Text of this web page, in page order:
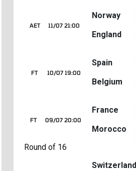
11/07 21:00
AET
Norway
England
10/07 19:00
FT
Spain
Belgium
09/07 20:00
FT
France
Morocco
Round of 16
Switzerland